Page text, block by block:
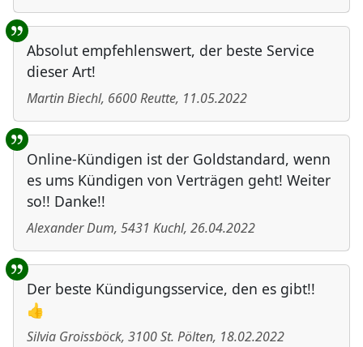
Absolut empfehlenswert, der beste Service
dieser Art!
Martin Biechl, 6600Reutte, 11.05.2022
Online-Kündigen ist der Goldstandard, wenn
es ums Kündigen von Verträgen geht! Weiter
so!! Danke!!
Alexander Dum, 5431 Kuchl, 26.04.2022
Der beste Kündigungsservice, den es gibt!!
👍
Silvia Groissböck, 3100St. Pölten, 18.02.2022